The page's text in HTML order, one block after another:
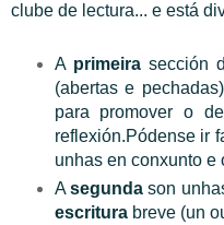
clube de lectura... e está
A primeira sección
(abertas e
para promover o
reflexión.Pódense ir
unhas en conxunto e
Asegunda son
escriturabreve (un